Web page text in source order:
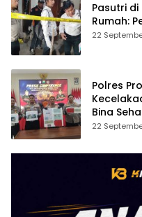
Pasutri
Rumah:
22
Polres
Bina
22